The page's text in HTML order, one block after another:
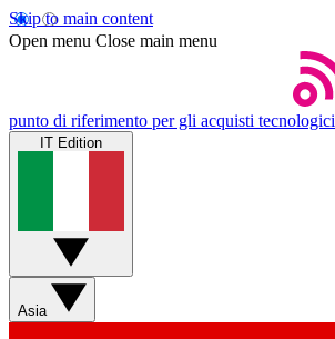
Skip to main content
Open menu Close main menu
punto di riferimento per gli acquisti tecnologici
IT Edition
Asia